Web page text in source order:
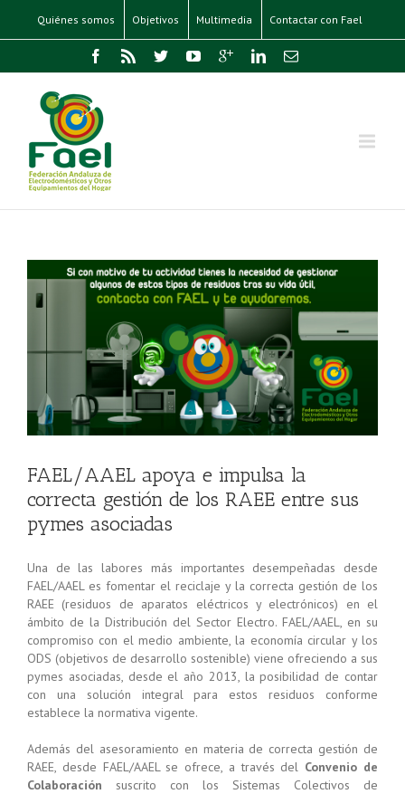
Quiénes somos Objetivos Multimedia Contactar con Fael
FAEL/AAEL apoya e impulsa la
correcta gestión de los RAEE entre sus
pymes asociadas
Una de las labores más importantes desempeñadas desde
FAEL/AAEL es fomentar el reciclaje y la correcta gestión de los
RAEE (residuos de aparatos eléctricos y electrónicos) en el
ámbito de la Distribución del Sector Electro. FAEL/AAEL, en su
compromiso con el medio ambiente, la economía circular y los
ODS (objetivos de desarrollo sostenible) viene ofreciendo a sus
pymes asociadas, desde el año 2013, la posibilidad de contar
con una solución integral para estos residuos conforme
establece la normativa vigente.
Además del asesoramiento en materia de correcta gestión de
RAEE, desde FAEL/AAEL se ofrece, a través del Convenio de
Colaboración suscrito con los Sistemas Colectivos de